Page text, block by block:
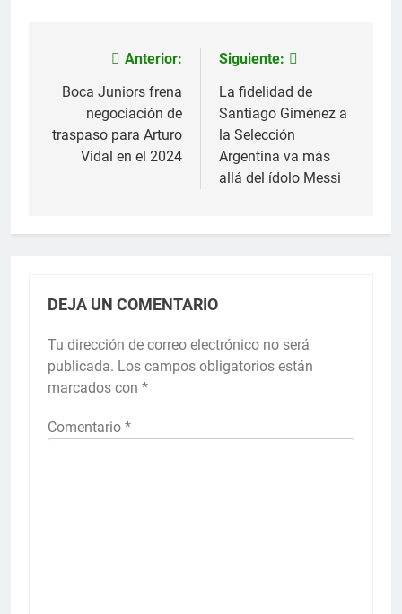
Navegación
de
entradas
Anterior:
Boca Juniors frena
negociación de
traspaso para Arturo
Vidal en el 2024
Siguiente:
La fidelidad de
Santiago Giménez a
la Selección
Argentina va más
allá del ídolo Messi
DEJA UN COMENTARIO
Tu dirección de correo electrónico no será
publicada. Los campos obligatorios están
marcados con *
Comentario *